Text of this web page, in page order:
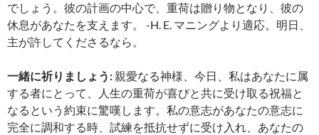
でしょう。彼の計画の中心で、重荷は贈り物となり、彼の
休息があなたを支えます。 -H. E. マニングより適応。明日、
主が許してくださるなら。
一緒に祈りましょう: 親愛なる神様、今日、私はあなたに属
する者にとって、人生の重荷が喜びと共に受け取る祝福と
なるという約束に驚嘆します。私の意志があなたの意志に
完全に調和する時、試練を抵抗せずに受け入れ、あなたの